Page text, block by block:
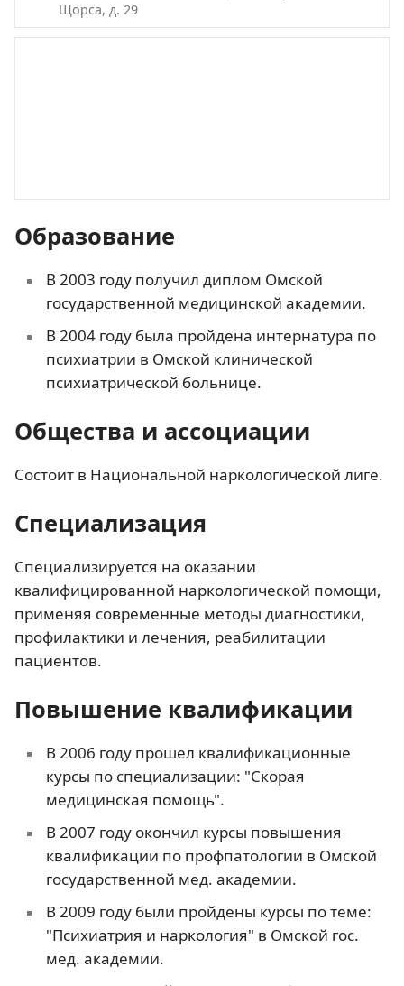
Щорса, д. 29
Образование
В 2003 году получил диплом Омской
государственной медицинской академии.
В 2004 году была пройдена интернатура по
психиатрии в Омской клинической
психиатрической больнице.
Общества и ассоциации
Состоит в Национальной наркологической лиге.
Специализация
Специализируется на оказании
квалифицированной наркологической помощи,
применяя современные методы диагностики,
профилактики и лечения, реабилитации
пациентов.
Повышение квалификации
В 2006 году прошел квалификационные
курсы по специализации: "Скорая
медицинская помощь".
В 2007 году окончил курсы повышения
квалификации по профпатологии в Омской
государственной мед. академии.
В 2009 году были пройдены курсы по теме:
"Психиатрия и наркология" в Омской гос.
мед. академии.